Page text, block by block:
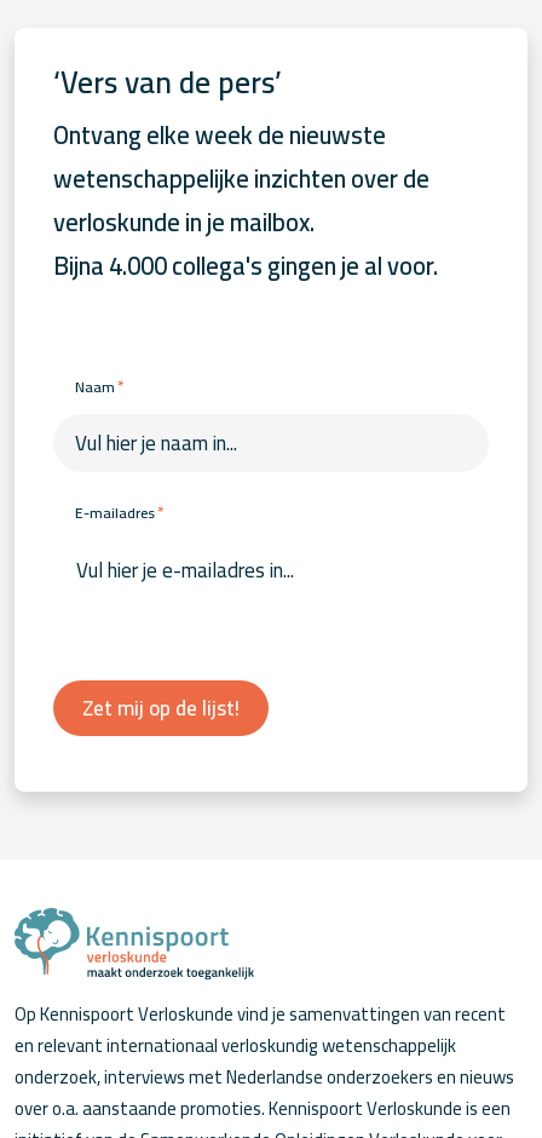
‘Vers van de pers’
Ontvang elke week de nieuwste
wetenschappelijke inzichten over de
verloskunde in je mailbox.
Bijna 4.000 collega's gingen je al voor.
Naam*
E-mailadres*
Zet mij op de lijst!
Op Kennispoort Verloskunde vind je samenvattingen van recent
en relevant internationaal verloskundig wetenschappelijk
onderzoek, interviews met Nederlandse onderzoekers en nieuws
over o.a. aanstaande promoties. Kennispoort Verloskunde is een